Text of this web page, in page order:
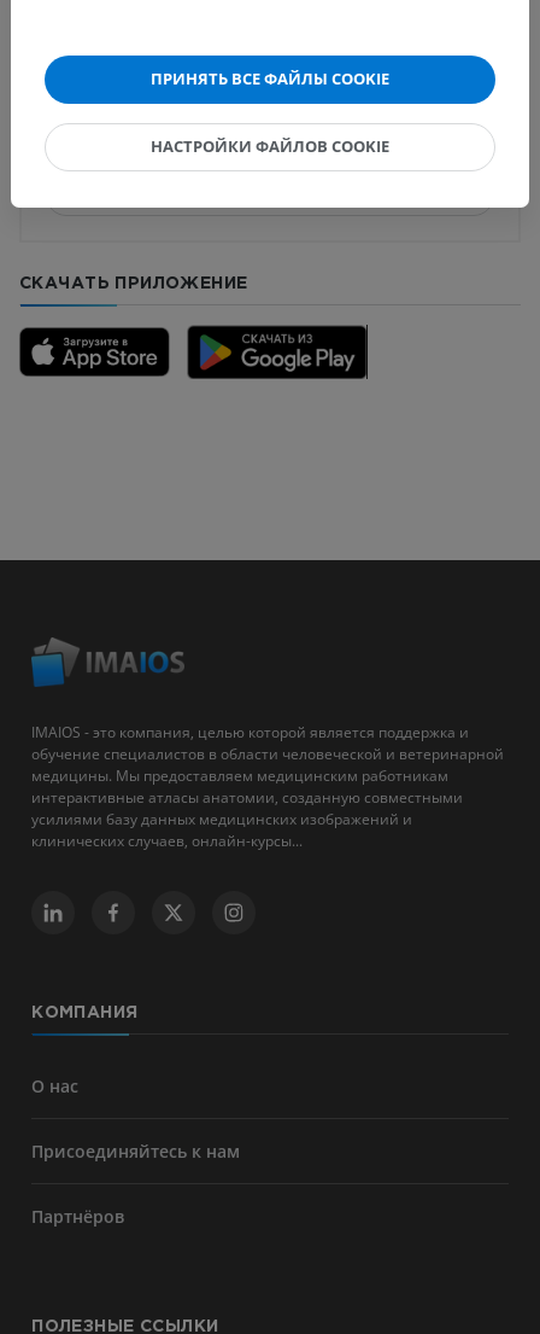
Заметили ошибку?
Не стесняйтесь предложить поправку, свою версию
перевода или решение по улучшению контента.
СКАЧАТЬ ПРИЛОЖЕНИЕ
IMAIOS - это компания, целью которой является поддержка и
обучение специалистов в области человеческой и ветеринарной
медицины. Мы предоставляем медицинским работникам
интерактивные атласы анатомии, созданную совместными
усилиями базу данных медицинских изображений и
клинических случаев, онлайн-курсы...
КОМПАНИЯ
О нас
Присоединяйтесь к нам
Партнёров
ПОЛЕЗНЫЕ ССЫЛКИ
ПРИНЯТЬ ВСЕ ФАЙЛЫ COOKIE
НАСТРОЙКИ ФАЙЛОВ COOKIE